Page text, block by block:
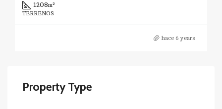
1208m²
TERRENOS
hace 6 years
Property Type